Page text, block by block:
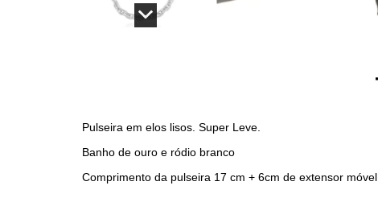
Pulseira em elos lisos. Super Leve.
Banho de ouro e ródio branco
Comprimento da pulseira 17 cm + 6cm de extensor móvel